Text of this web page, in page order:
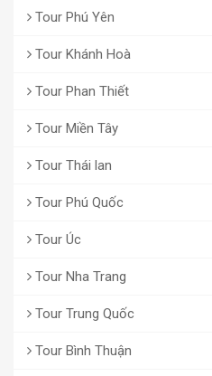
Tour Phú Yên
Tour Khánh Hoà
Tour Phan Thiết
Tour Miền Tây
Tour Thái lan
Tour Phú Quốc
Tour Úc
Tour Nha Trang
Tour Trung Quốc
Tour Bình Thuận